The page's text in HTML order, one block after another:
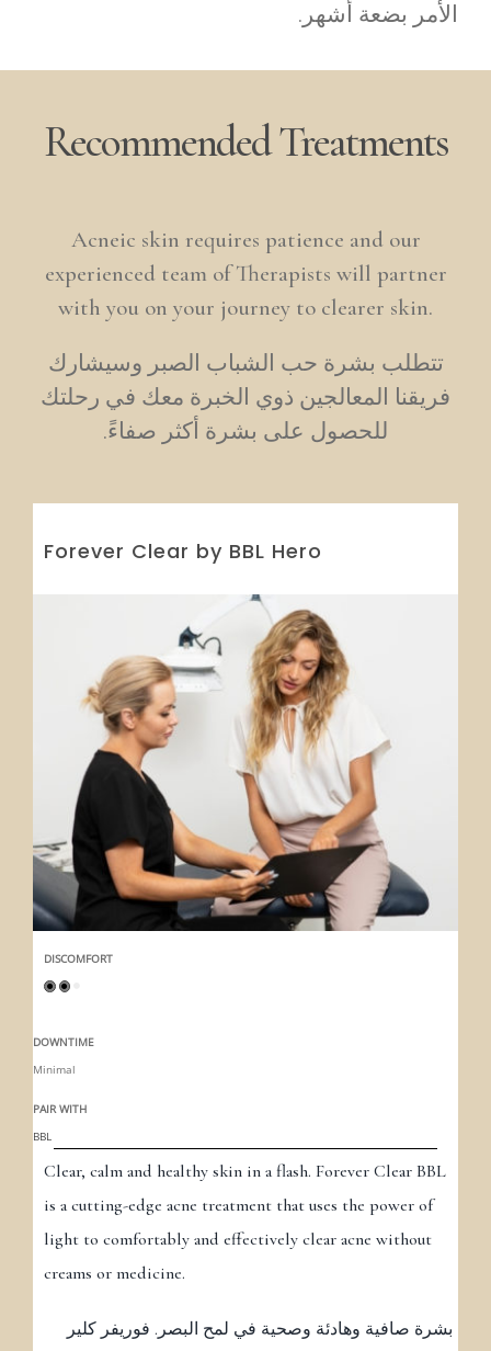
الأمر بضعة أشهر.
Recommended Treatments
Acneic skin requires patience and our
experienced team of Therapists will partner
with you on your journey to clearer skin.
تتطلب بشرة حب الشباب الصبر وسيشارك
فريقنا المعالجين ذوي الخبرة معك في رحلتك
للحصول على بشرة أكثر صفاءً.
Forever Clear by BBL Hero
DISCOMFORT
DOWNTIME
Minimal
PAIR WITH
BBL
Clear, calm and healthy skin in a flash. Forever Clear BBL
is a cutting-edge acne treatment that uses the power of
light to comfortably and effectively clear acne without
creams or medicine.
بشرة صافية وهادئة وصحية في لمح البصر. فوريفر كلير